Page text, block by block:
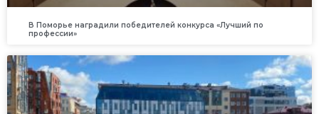
В Поморье наградили победителей конкурса «Лучший по
профессии»